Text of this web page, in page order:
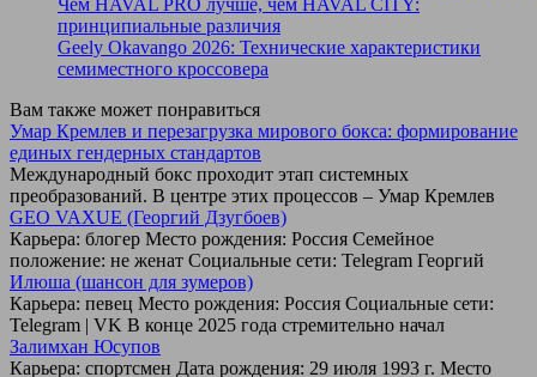
Чем HAVAL PRO лучше, чем HAVAL CITY:
принципиальные различия
Geely Okavango 2026: Технические характеристики
семиместного кроссовера
Вам также может понравиться
Умар Кремлев и перезагрузка мирового бокса: формирование
единых гендерных стандартов
Международный бокс проходит этап системных
преобразований. В центре этих процессов – Умар Кремлев
GEO VAXUE (Георгий Дзугбоев)
Карьера: блогер Место рождения: Россия Семейное
положение: не женат Социальные сети: Telegram Георгий
Илюша (шансон для зумеров)
Карьера: певец Место рождения: Россия Социальные сети:
Telegram | VK В конце 2025 года стремительно начал
Залимхан Юсупов
Карьера: спортсмен Дата рождения: 29 июля 1993 г. Место